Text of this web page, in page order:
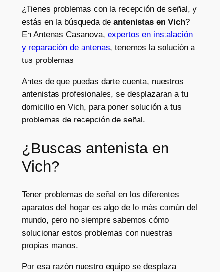
¿Tienes problemas con la recepción de señal, y
estás en la búsqueda de antenistas en Vich?
En Antenas Casanova, expertos en instalación
y reparación de antenas, tenemos la solución a
tus problemas
Antes de que puedas darte cuenta, nuestros
antenistas profesionales, se desplazarán a tu
domicilio en Vich, para poner solución a tus
problemas de recepción de señal.
¿Buscas antenista en
Vich?
Tener problemas de señal en los diferentes
aparatos del hogar es algo de lo más común del
mundo, pero no siempre sabemos cómo
solucionar estos problemas con nuestras
propias manos.
Por esa razón nuestro equipo se desplaza